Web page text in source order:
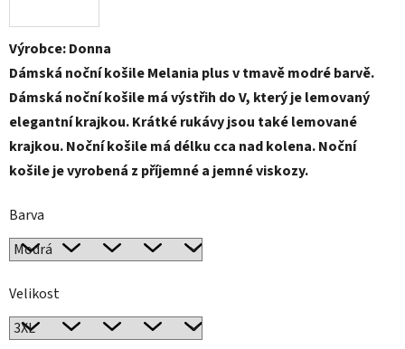
Výrobce: Donna
Dámská noční košile Melania plus v tmavě modré barvě.
Dámská noční košile má výstřih do V, který je lemovaný
elegantní krajkou. Krátké rukávy jsou také lemované
krajkou. Noční košile má délku cca nad kolena. Noční
košile je vyrobená z příjemné a jemné viskozy.
Barva
Velikost